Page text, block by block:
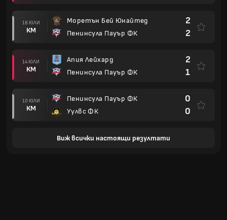
18 ЮЛИ
КМ
Моретън Бей Юнайтед
Пенинсула Пауър ФК
2
2
14 ЮЛИ
КМ
Апия Лейхард
Пенинсула Пауър ФК
2
1
10 ЮЛИ
КМ
Пенинсула Пауър ФК
Уулвс ФК
0
0
Виж всички настоящи резултати